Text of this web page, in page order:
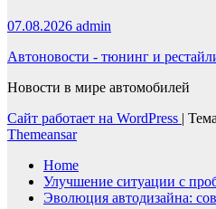
07.08.2026 admin
Автоновости - тюнинг и
Новости в мире автомобилей
Сайт работает на WordPress |
Themeansar
Home
Улучшение ситуации с
Эволюция автодизайна: